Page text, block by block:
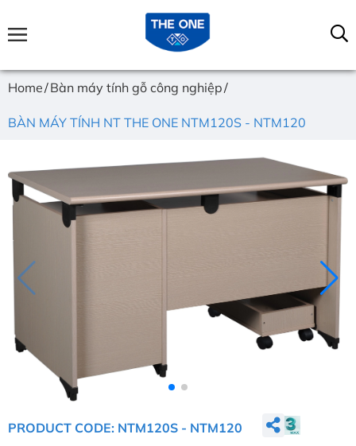
Home Bàn máy tính gỗ công nghiệp
BÀN MÁY TÍNH NT THE ONE NTM120S - NTM120
PRODUCT CODE: NTM120S - NTM120